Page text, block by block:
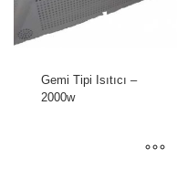
Gemi Tipi Isıtıcı –
2000w